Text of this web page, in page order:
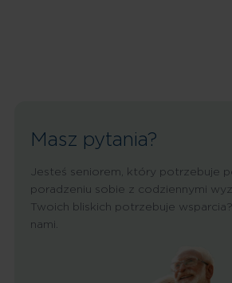
Masz pytania?
Jesteś seniorem, który potrzebuje
poradzeniu sobie z codziennymi
Twoich bliskich potrzebuje
nami.